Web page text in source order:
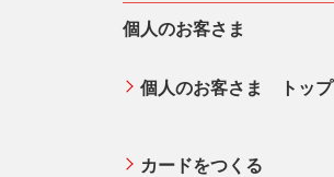
個人のお客さま
個人のお客さま トップ
カードをつくる